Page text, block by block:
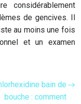
considérablement
de gencives. Il
au moins une fois
et un examen
bain de
bouche : comment